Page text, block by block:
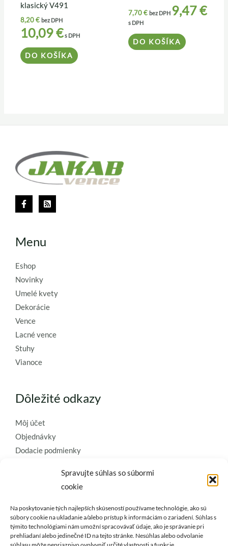
Spravujte súhlas so súbormi
cookie
Na poskytovanie tých najlepších skúseností používame technológie, ako sú
súbory cookie na ukladanie a/alebo prístup k informáciám o zariadení. Súhlas s
týmito technológiami nám umožní spracovávať údaje, ako je správanie pri
prehliadaní alebo jedinečné ID na tejto stránke. Nesúhlas alebo odvolanie
klasický V491
8,20€ bez DPH
10,09€s DPH
DO KOŠÍKA
7,70€ bez DPH 9,47€
s DPH
DO KOŠÍKA
Menu
Eshop
Novinky
Umelé kvety
Dekorácie
Vence
Lacné vence
Stuhy
Vianoce
Dôležité odkazy
Môj účet
Objednávky
Dodacie podmienky
Ochrana osobných údajov
Zásady používania súborov cookie
Kontaktujte nás a požiadajte o
najkvalitnejšie umelé kvety a